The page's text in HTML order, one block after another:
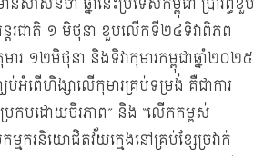
តរជាតិ ១ មិថុនា ខួបលើកទី២៤ទិវាពិភព
រ ១២មិថុនា និងទិវាកុមារកម្ពុជាឆ្នាំ២០២៥
អំពើហិង្សាលើកុមារគ្រប់ទម្រង់ គឺជាការ
រកបដោយចីរភាព” និង “លើកកម្ពស់
ម្មករនិយោជិតវ័យក្មេងនៅគ្រប់ខ្សែច្រវាក់